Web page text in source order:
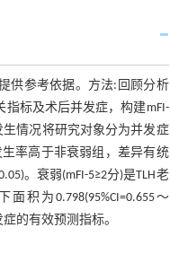
供参考依据。方法:回顾分析
指标及术后并发症，构建mFI-
生情况将研究对象分为并发症
率高于非衰弱组，差异有统
。衰弱(mFI-5≥2分)是TLH老
积为0.798(95%CI=0.655～
的有效预测指标。